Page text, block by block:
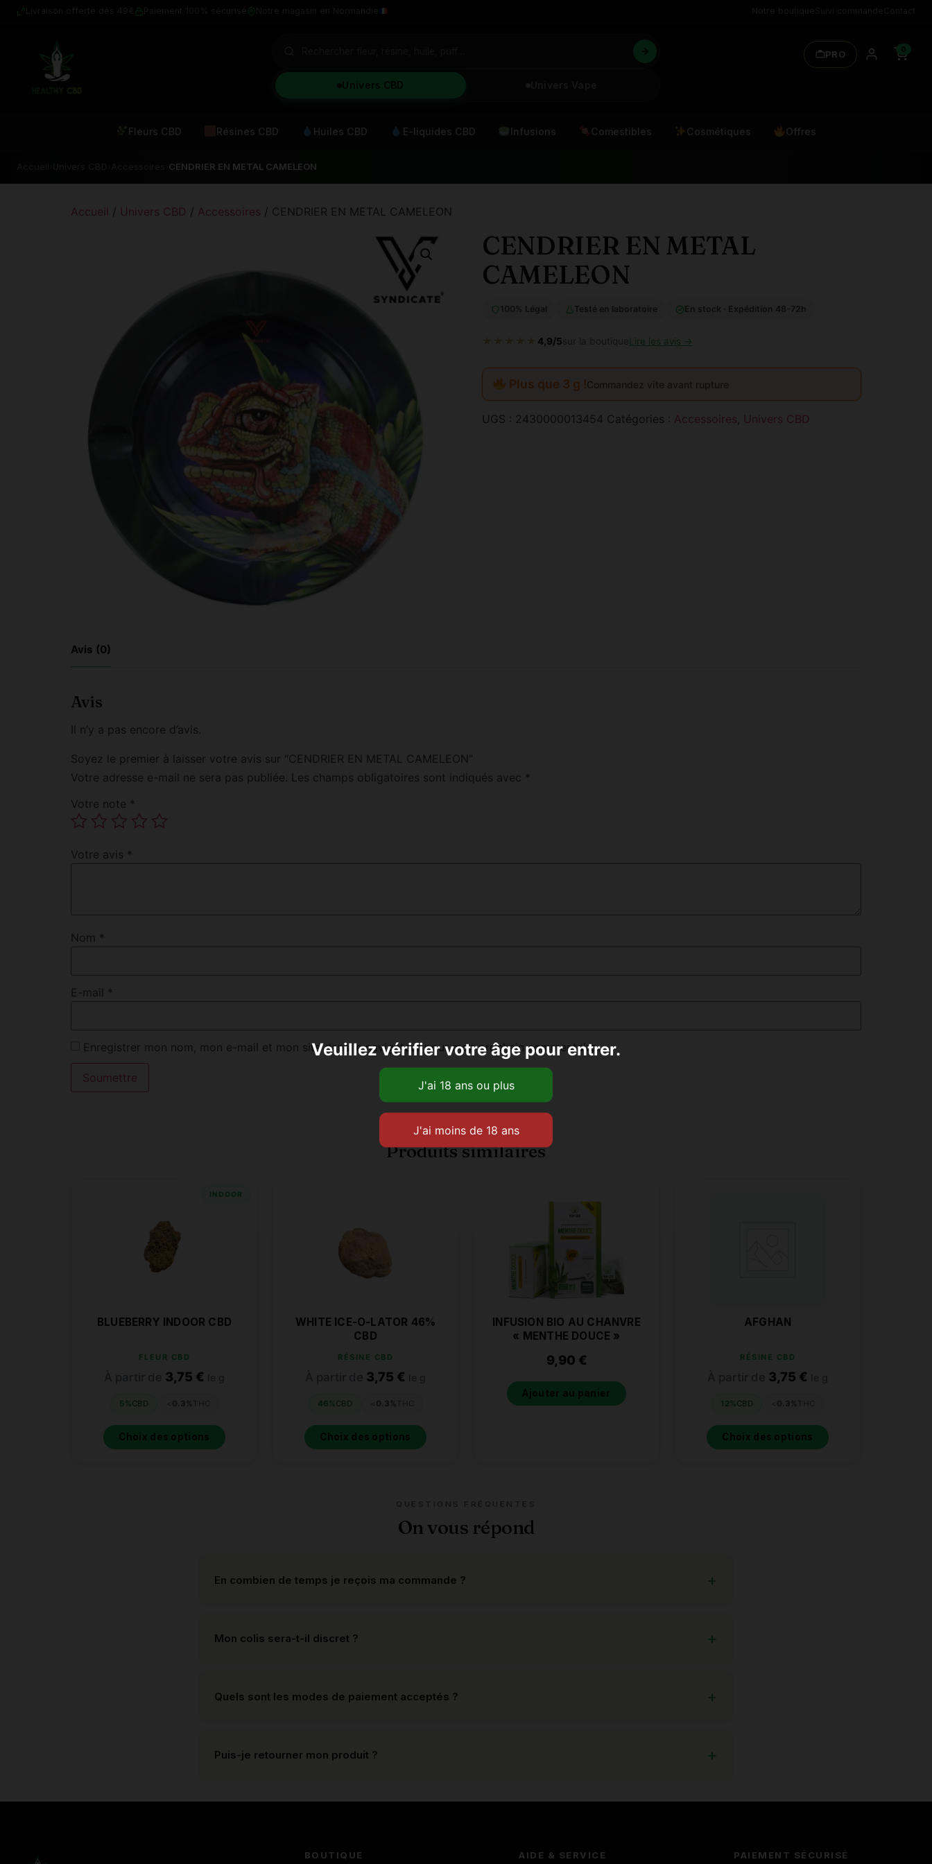
Univers CBD
PRO 0
Fleurs CBD Résines CBD Huiles CBD E-liquides CBD Infusions Comestibles Cosmétiques Offres
CENDRIER EN METAL CAMELEON
Accueil / Univers CBD / Accessoires / CENDRIER EN METAL CAMELEON
CENDRIER EN METAL
CAMELEON
100% Légal Testé en laboratoire En stock · Expédition 48-72h
★★★★★ 4,9/5sur la boutiqueLire les avis →
Plus que 3 g !Commandez vite avant rupture
UGS : 2430000013454 Catégories : Accessoires, Univers CBD
Avis (0)
Avis
Il n’y a pas encore d’avis.
Soyez le premier à laisser votre avis sur “CENDRIER EN METAL CAMELEON”
Votre adresse e-mail ne sera pas publiée. Les champs obligatoires sont indiqués avec *
Votre note *
Votre avis *
Nom *
E-mail *
Enregistrer mon nom, mon e-mail et mon site dans le navigateur pour mon prochain commentaire.
Produits similaires
INDOOR
BLUEBERRY INDOOR CBD
FLEUR CBD
3,75 €
5%CBD 0.3%
Choix des options
WHITE ICE-O-LATOR 46%
CBD
RÉSINE CBD
3,75 €
46%CBD 0.3%
Choix des options
INFUSION BIO AU CHANVRE
« MENTHE DOUCE »
9,90 €
Ajouter au panier
AFGHAN
RÉSINE CBD
3,75 €
12%CBD 0.3%
Choix des options
On vous répond
En combien de temps je reçois ma commande ?
Mon colis sera-t-il discret ?
Quels sont les modes de paiement acceptés ?
Puis-je retourner mon produit ?
BOUTIQUE AIDE & SERVICE PAIEMENT SÉCURISÉ
Veuillez vérifier votre âge pour entrer.